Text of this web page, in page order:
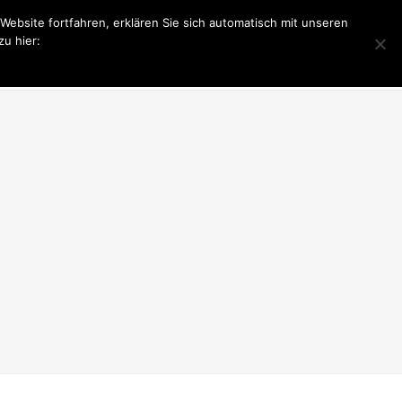
WERDEN
fortfahren, erklären Sie sich automatisch mit unseren
hier: